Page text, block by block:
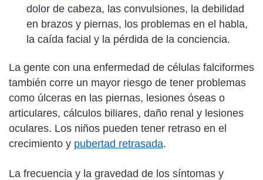
dolor de cabeza, las convulsiones, la debilidad
en brazos y piernas, los problemas en el habla,
la caída facial y la pérdida de la conciencia.
La gente con una enfermedad de células falciformes
también corre un mayor riesgo de tener problemas
como úlceras en las piernas, lesiones óseas o
articulares, cálculos biliares, daño renal y lesiones
oculares. Los niños pueden tener retraso en el
crecimiento y pubertad retrasada.
La frecuencia y la gravedad de los síntomas y